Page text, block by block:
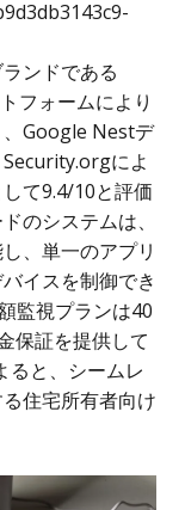
ンドである
フォームにより
、Google Nestデ
によ
て9.4/10と評価
のシステムは、
、単一のアプリ
イスを制御でき
監視プランは40
保証を提供して
ると、シームレ
住宅所有者向け